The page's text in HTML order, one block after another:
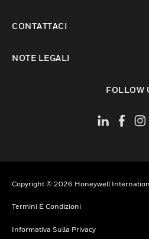
CONTATTACI
NOTE LEGALI
FOLLOW
Copyright © 2026 Honeywell
Termini E Condizioni
Informativa Sulla Privacy